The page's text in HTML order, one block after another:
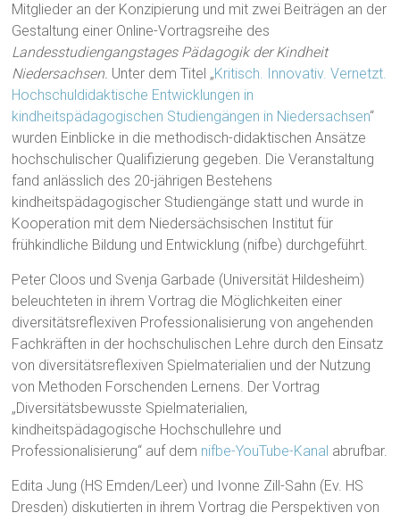
Mitglieder an der Konzipierung und mit zwei Beiträgen an der
Gestaltung einer Online-Vortragsreihe des
Landesstudiengangstages Pädagogik der Kindheit
Niedersachsen. Unter dem Titel „Kritisch. Innovativ. Vernetzt.
Hochschuldidaktische Entwicklungen in
kindheitspädagogischen Studiengängen in Niedersachsen“
wurden Einblicke in die methodisch-didaktischen Ansätze
hochschulischer Qualifizierung gegeben. Die Veranstaltung
fand anlässlich des 20-jährigen Bestehens
kindheitspädagogischer Studiengänge statt und wurde in
Kooperation mit dem Niedersächsischen Institut für
frühkindliche Bildung und Entwicklung (nifbe) durchgeführt.
Peter Cloos und Svenja Garbade (Universität Hildesheim)
beleuchteten in ihrem Vortrag die Möglichkeiten einer
diversitätsreflexiven Professionalisierung von angehenden
Fachkräften in der hochschulischen Lehre durch den Einsatz
von diversitätsreflexiven Spielmaterialien und der Nutzung
von Methoden Forschenden Lernens. Der Vortrag
„Diversitätsbewusste Spielmaterialien,
kindheitspädagogische Hochschullehre und
Professionalisierung“ auf dem nifbe-YouTube-Kanal abrufbar.
Edita Jung (HS Emden/Leer) und Ivonne Zill-Sahn (Ev. HS
Dresden) diskutierten in ihrem Vortrag die Perspektiven von